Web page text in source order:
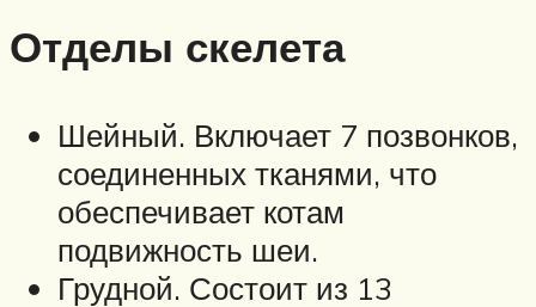
Отделы скелета
Шейный. Включает 7 позвонков,
соединенных тканями, что
обеспечивает котам
подвижность шеи.
Грудной. Состоит из 13